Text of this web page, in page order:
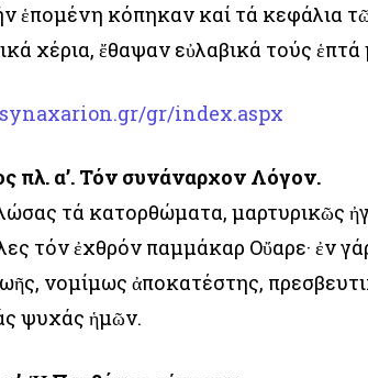
ἑπομένη κόπηκαν καί τά κεφάλια
χέρια, ἔθαψαν εὐλαβικά τούς ἑπτά
gr/index.aspx
πλ. α’. Τόν συνάναρχον Λόγον.
τά κατορθώματα, μαρτυρικῶς
τόν ἐχθρόν παμμάκαρ Οὔαρε· ἐν
νομίμως ἀποκατέστης,
ψυχάς ἡμῶν.